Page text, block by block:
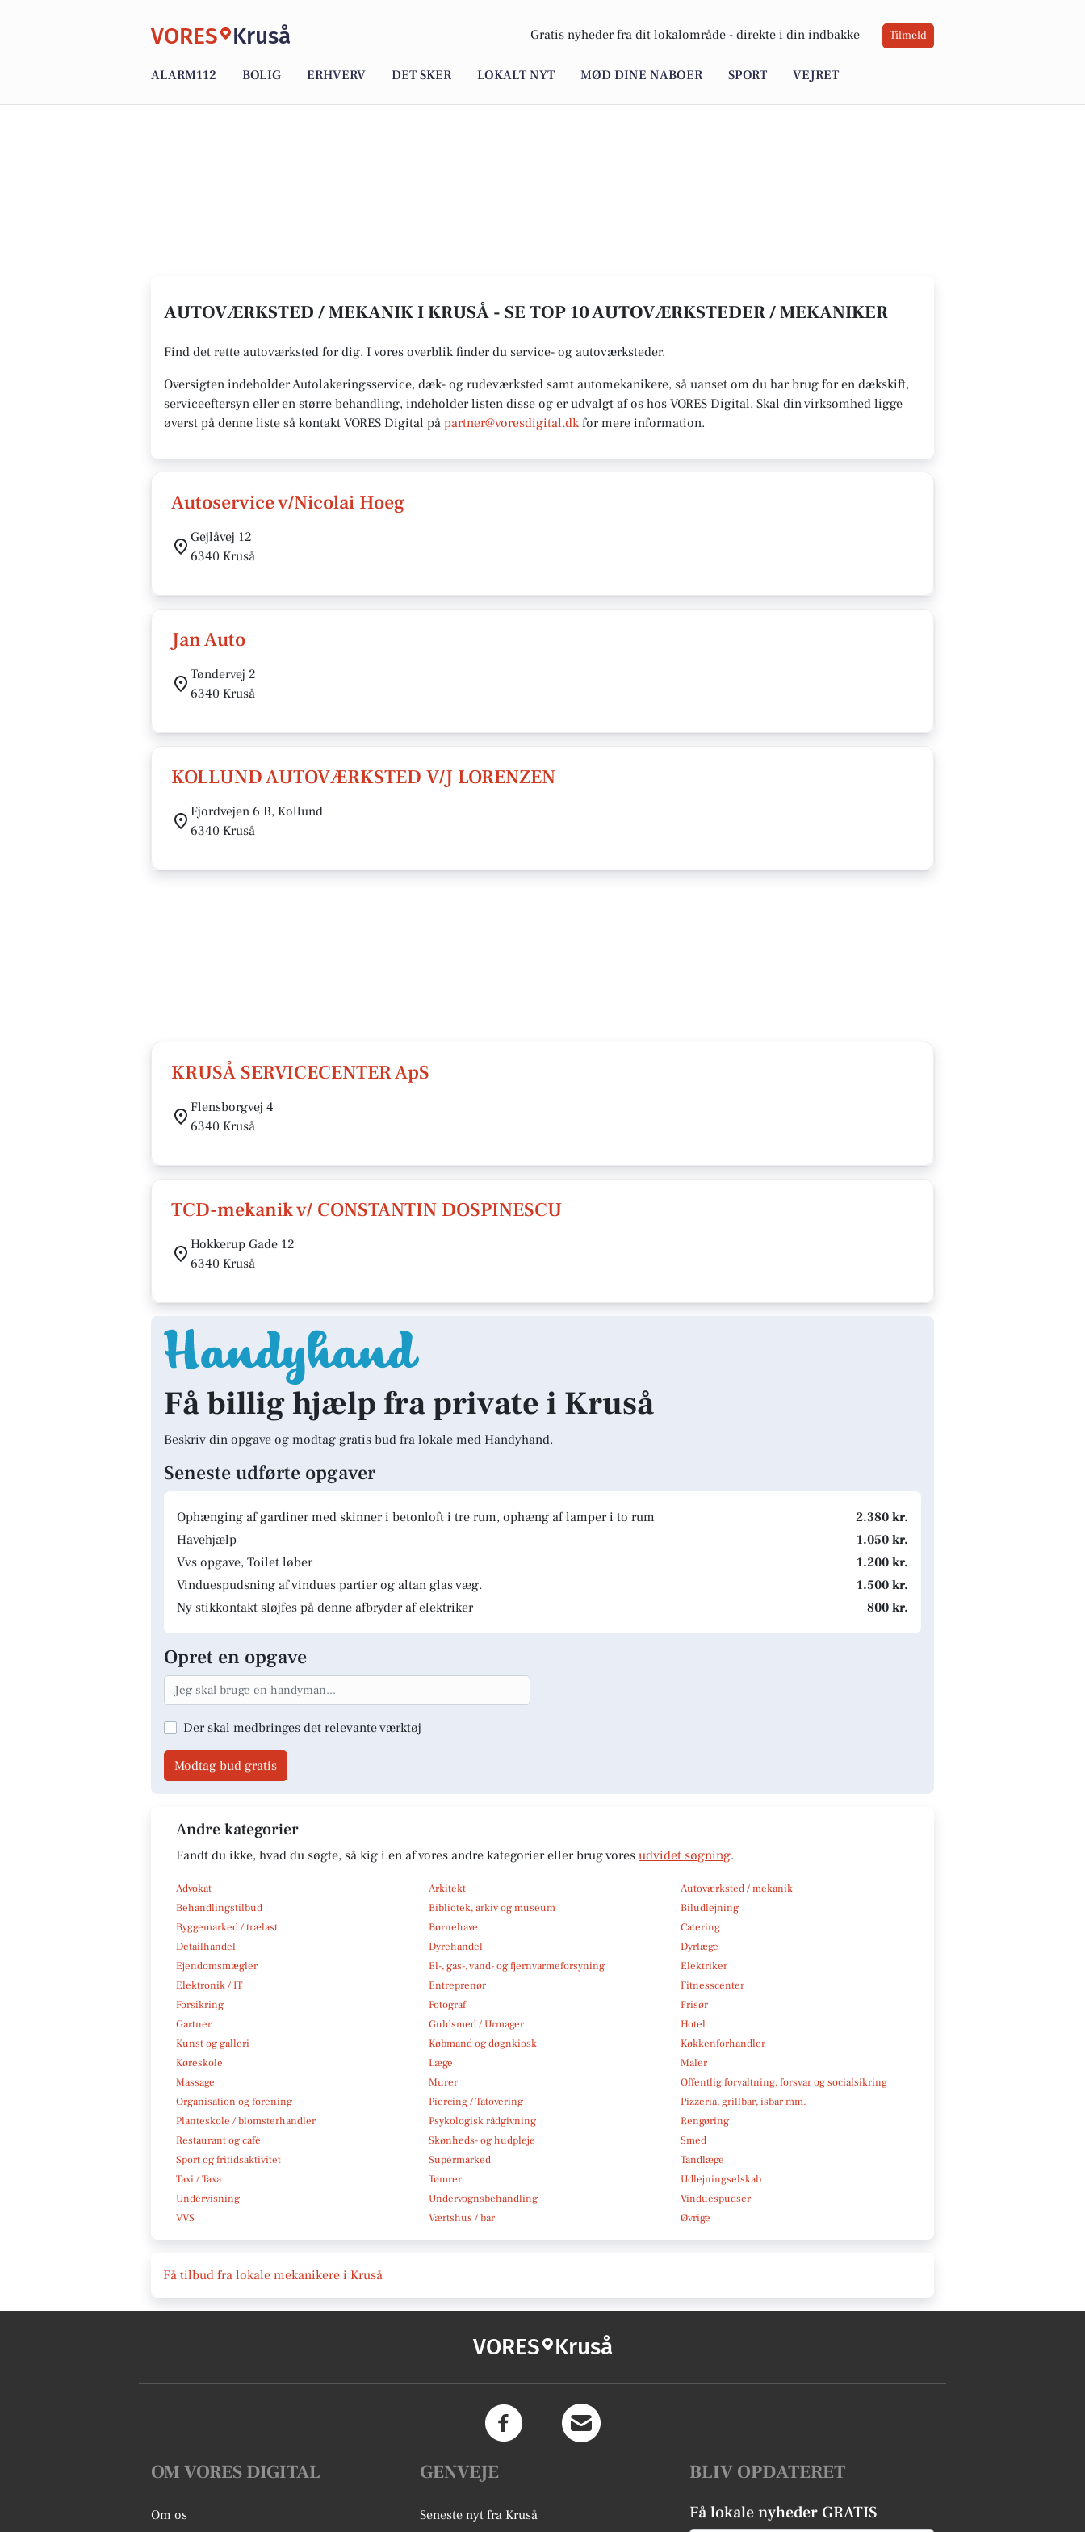
VORES Kruså Gratis nyheder fra dit lokalområde - direkte i din indbakke Tilmeld
ALARM112 BOLIG ERHVERV DET SKER LOKALT NYT MØD DINE NABOER SPORT VEJRET
AUTOVÆRKSTED / MEKANIK I KRUSÅ - SE TOP 10 AUTOVÆRKSTEDER / MEKANIKER
Find det rette autoværksted for dig. I vores overblik finder du service- og autoværksteder.
Oversigten indeholder Autolakeringsservice, dæk- og rudeværksted samt automekanikere, så uanset om du har brug for en dækskift,
serviceeftersyn eller en større behandling, indeholder listen disse og er udvalgt af os hos VORES Digital. Skal din virksomhed ligge
øverst på denne liste så kontakt VORES Digital på partner@voresdigital.dk for mere information.
Autoservice v/Nicolai Hoeg
Gejlåvej 12
6340 Kruså
Jan Auto
Tøndervej 2
6340 Kruså
KOLLUND AUTOVÆRKSTED V/J LORENZEN
Fjordvejen 6 B, Kollund
6340 Kruså
KRUSÅ SERVICECENTER ApS
Flensborgvej 4
6340 Kruså
TCD-mekanik v/ CONSTANTIN DOSPINESCU
Hokkerup Gade 12
6340 Kruså
Få billig hjælp fra private i Kruså
Beskriv din opgave og modtag gratis bud fra lokale med Handyhand.
Seneste udførte opgaver
Ophænging af gardiner med skinner i betonloft i tre rum, ophæng af lamper i to rum
2.380 kr.
Havehjælp
1.050 kr.
Vvs opgave, Toilet løber
1.200 kr.
Vinduespudsning af vindues partier og altan glas væg.
1.500 kr.
Ny stikkontakt sløjfes på denne afbryder af elektriker
800 kr.
Opret en opgave
Der skal medbringes det relevante værktøj
Modtag bud gratis
Andre kategorier
Fandt du ikke, hvad du søgte, så kig i en af vores andre kategorier eller brug vores udvidet søgning.
Advokat Arkitekt
Autoværksted / mekanik
Behandlingstilbud
Bibliotek, arkiv og museum
Biludlejning
Byggemarked / trælast
Børnehave
Catering
Detailhandel
Dyrehandel
Dyrlæge
Ejendomsmægler
El-, gas-, vand- og fjernvarmeforsyning
Elektriker
Elektronik / IT
Entreprenør
Fitnesscenter
Forsikring
Fotograf
Frisør
Gartner
Guldsmed / Urmager
Hotel
Kunst og galleri
Købmand og døgnkiosk
Køkkenforhandler
Køreskole
Læge
Maler
Massage
Murer
Offentlig forvaltning, forsvar og socialsikring
Organisation og forening
Piercing / Tatovering
Pizzeria, grillbar, isbar mm.
Planteskole / blomsterhandler
Psykologisk rådgivning
Rengøring
Restaurant og café
Skønheds- og hudpleje
Smed
Sport og fritidsaktivitet
Supermarked
Tandlæge
Taxi / Taxa
Tømrer
Udlejningselskab
Undervisning
Undervognsbehandling
Vinduespudser
VVS
Værtshus / bar Øvrige
Få tilbud fra lokale mekanikere i Kruså
VORES Kruså
OM VORES DIGITAL
Om os
GENVEJE
Seneste nyt fra Kruså
BLIV OPDATERET
Få lokale nyheder GRATIS